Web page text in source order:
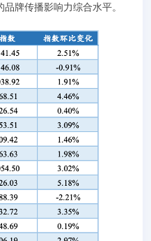
牌传播影响力综合水平。